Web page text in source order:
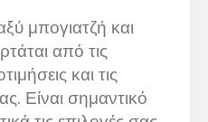
μπογιατζή και
από τις
και τις
Είναι σημαντικό